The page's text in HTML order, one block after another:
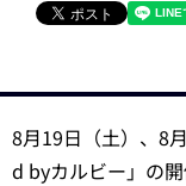
8月19日（土）、8
d byカルビー」の